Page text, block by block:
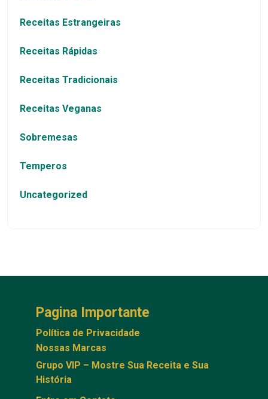
Receitas Estrangeiras
Receitas Rápidas
Receitas Tradicionais
Receitas Veganas
Sobremesas
Temperos
Uncategorized
Pagina Importante
Política de Privacidade
Nossas Marcas
Grupo VIP – Mostre Sua Receita e Sua
História